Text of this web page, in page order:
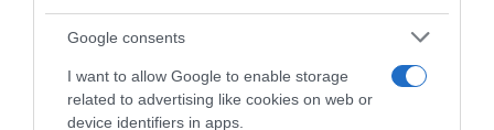
Google consents
I want to allow Google to enable storage
related to advertising like cookies on web or
device identifiers in apps.